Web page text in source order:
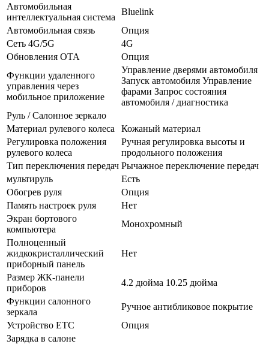
Автомобильная
интеллектуальная система
Bluelink
Автомобильная связь
Опция
Сеть 4G/5G
4G
Обновления OTA
Опция
Функции удаленного
управления через
мобильное приложение
Управление дверями автомобиля
Запуск автомобиля Управление
фарами Запрос состояния
автомобиля / диагностика
Руль / Салонное зеркало
Материал рулевого колеса
Кожаный материал
Регулировка положения
рулевого колеса
Ручная регулировка высоты и
продольного положения
Тип переключения передач Рычажное переключение передач
мультируль
Есть
Обогрев руля
Опция
Память настроек руля
Нет
Экран бортового
компьютера
Монохромный
Полноценный
жидкокристаллический
приборный панель
Нет
Размер ЖК-панели
приборов
4.2 дюйма 10.25 дюйма
Функции салонного
зеркала
Ручное антибликовое покрытие
Устройство ETC
Опция
Зарядка в салоне